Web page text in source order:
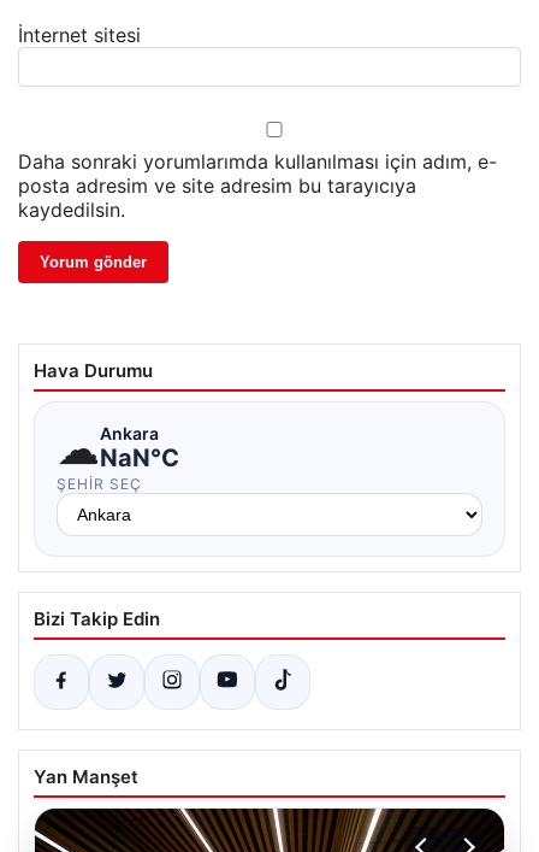
İnternet sitesi
Daha sonraki yorumlarımda kullanılması için adım, e-
posta adresim ve site adresim bu tarayıcıya
kaydedilsin.
Hava Durumu
☁Ankara
NaN°C
ŞEHIR SEÇ
Bizi Takip Edin
Yan Manşet